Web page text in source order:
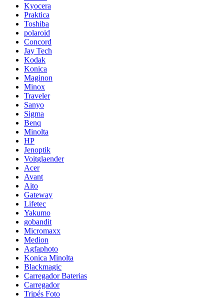
Kyocera
Praktica
Toshiba
polaroid
Concord
Jay Tech
Kodak
Konica
Maginon
Minox
Traveler
Sanyo
Sigma
Benq
Minolta
HP
Jenoptik
Voitglaender
Acer
Avant
Aito
Gateway
Lifetec
Yakumo
gobandit
Micromaxx
Medion
Agfaphoto
Konica Minolta
Blackmagic
Carregador Baterias
Carregador
Tripés Foto